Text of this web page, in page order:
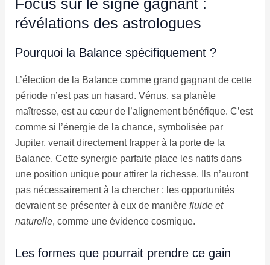
Focus sur le signe gagnant :
révélations des astrologues
Pourquoi la Balance spécifiquement ?
L’élection de la Balance comme grand gagnant de cette
période n’est pas un hasard. Vénus, sa planète
maîtresse, est au cœur de l’alignement bénéfique. C’est
comme si l’énergie de la chance, symbolisée par
Jupiter, venait directement frapper à la porte de la
Balance. Cette synergie parfaite place les natifs dans
une position unique pour attirer la richesse. Ils n’auront
pas nécessairement à la chercher ; les opportunités
devraient se présenter à eux de manière fluide et
naturelle, comme une évidence cosmique.
Les formes que pourrait prendre ce gain